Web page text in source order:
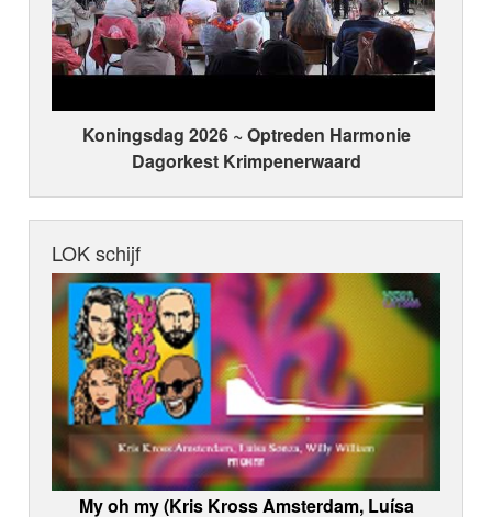
Koningsdag 2026 ~ Optreden Harmonie
Dagorkest Krimpenerwaard
LOK schijf
My oh my (Kris Kross Amsterdam, Luísa